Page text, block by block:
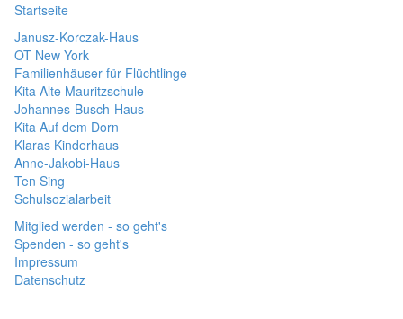
Startseite
Janusz-Korczak-Haus
OT New York
Familienhäuser für Flüchtlinge
Kita Alte Mauritzschule
Johannes-Busch-Haus
Kita Auf dem Dorn
Klaras Kinderhaus
Anne-Jakobi-Haus
Ten Sing
Schulsozialarbeit
Mitglied werden - so geht's
Spenden - so geht's
Impressum
Datenschutz